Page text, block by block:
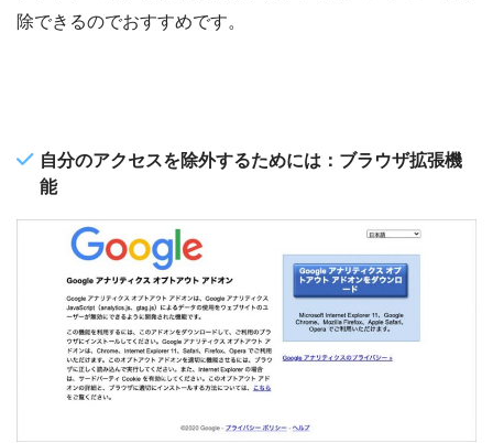
除できるのでおすすめです。
自分のアクセスを除外するためには：ブラウザ拡張機
能